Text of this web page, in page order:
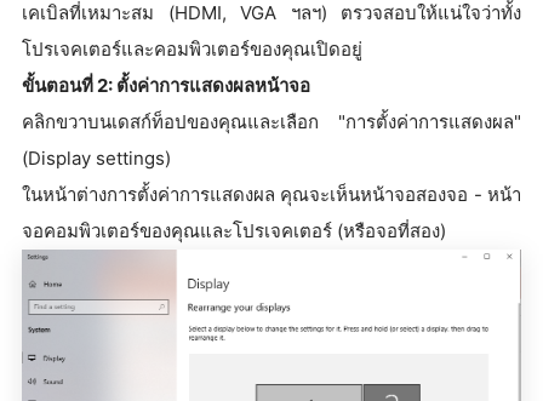
เคเบิลที่เหมาะสม (HDMI, VGA ฯลฯ) ตรวจสอบให้แน่ใจว่าทั้ง
โปรเจคเตอร์และคอมพิวเตอร์ของคุณเปิดอยู่
ขั้นตอนที่ 2: ตั้งค่าการแสดงผลหน้าจอ
คลิกขวาบนเดสก์ท็อปของคุณและเลือก "การตั้งค่าการแสดงผล"
(Display settings)
ในหน้าต่างการตั้งค่าการแสดงผล คุณจะเห็นหน้าจอสองจอ - หน้า
จอคอมพิวเตอร์ของคุณและโปรเจคเตอร์ (หรือจอที่สอง)